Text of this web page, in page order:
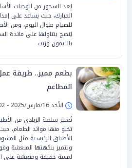
يُعد السحور من الوجبات
المبارك، حيث يساعد على
للصيام طوال اليوم، ومن
يُنصح بتناولها على مائدة
بالليمون وزيت
بطعم مميز.. طريقة
المطاعم
الأحد 16/مارس/2025 - 02:02 م
تُعتبر سلطة الزبادي من
تخلو منها موائد الطعام،
الأطباق الرئيسية مثل
وتتميز بنكهتها المنعشة
لمسة خفيفة ومنعشة على